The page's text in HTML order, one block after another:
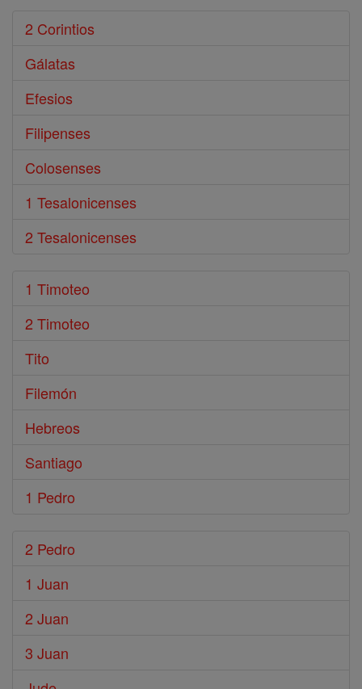
2 Corintios
Gálatas
Efesios
Filipenses
Colosenses
1 Tesalonicenses
2 Tesalonicenses
1 Timoteo
2 Timoteo
Tito
Filemón
Hebreos
Santiago
1 Pedro
2 Pedro
1 Juan
2 Juan
3 Juan